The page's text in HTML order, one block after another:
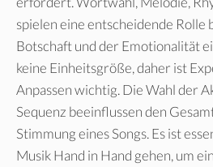
spielen eine entscheidende
Botschaft und der Emotionalität
keine Einheitsgröße, daher ist
Anpassen wichtig. Die Wahl der
Sequenz beeinflussen den
Stimmung eines Songs. Es ist
Musik Hand in Hand gehen, um